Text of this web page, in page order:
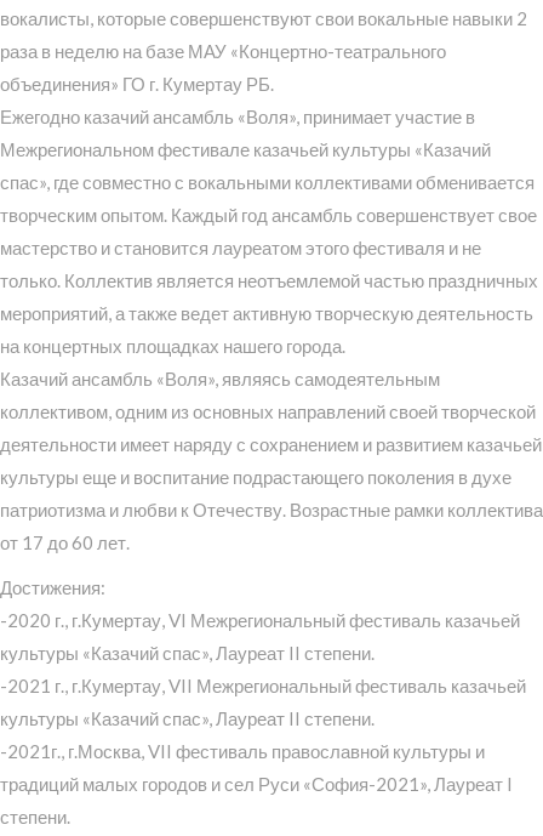
вокалисты, которые совершенствуют свои вокальные навыки 2
раза в неделю на базе МАУ «Концертно-театрального
объединения» ГО г. Кумертау РБ.
Ежегодно казачий ансамбль «Воля», принимает участие в
Межрегиональном фестивале казачьей культуры «Казачий
спас», где совместно с вокальными коллективами обменивается
творческим опытом. Каждый год ансамбль совершенствует свое
мастерство и становится лауреатом этого фестиваля и не
только. Коллектив является неотъемлемой частью праздничных
мероприятий, а также ведет активную творческую деятельность
на концертных площадках нашего города.
Казачий ансамбль «Воля», являясь самодеятельным
коллективом, одним из основных направлений своей творческой
деятельности имеет наряду с сохранением и развитием казачьей
культуры еще и воспитание подрастающего поколения в духе
патриотизма и любви к Отечеству. Возрастные рамки коллектива
от 17 до 60 лет.
Достижения:
-2020 г., г.Кумертау, VI Межрегиональный фестиваль казачьей
культуры «Казачий спас», Лауреат II степени.
-2021 г., г.Кумертау, VII Межрегиональный фестиваль казачьей
культуры «Казачий спас», Лауреат II степени.
-2021г., г.Москва, VII фестиваль православной культуры и
традиций малых городов и сел Руси «София-2021», Лауреат I
степени.